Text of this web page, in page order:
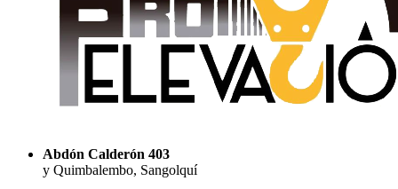
Abdón Calderón 403
y Quimbalembo, Sangolquí